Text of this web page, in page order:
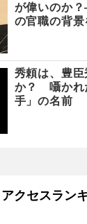
が偉いのか
の官職の背
秀頼は、豊
か？ 囁かれ
手」の名前
アクセスラン